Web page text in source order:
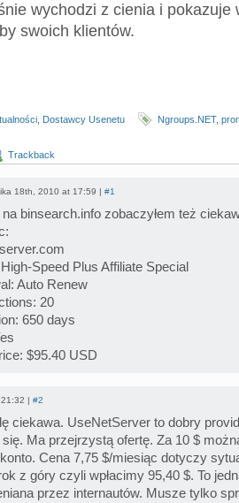
wychodzi z cienia i pokazuje
swoich klientów.
Dostawcy Usenetu Ngroups.NET,
Trackback
18th, 2010 at 17:59 | #1
na binsearch.info zobaczyłem też
Speed Plus Affiliate Special
Auto Renew
20
650 days
$95.40 USD
| #2
ciekawa. UseNetServer to dobry
Ma przejrzystą ofertę. Za 10 $
Cena 7,75 $/miesiąc dotyczy
z góry czyli wpłacimy 95,40 $. To
przez internautów. Musze tylko